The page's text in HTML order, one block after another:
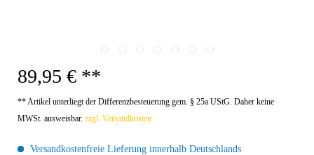
89,95 € **
** Artikel unterliegt der Differenzbesteuerung gem. § 25a UStG. Daher keine
MWSt. ausweisbar. zzgl. Versandkosten
Versandkostenfreie Lieferung innerhalb Deutschlands